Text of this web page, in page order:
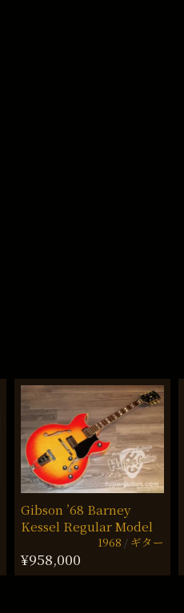
Gibson ’68 Barney
Kessel Regular Model
1968 ギター
¥958,000